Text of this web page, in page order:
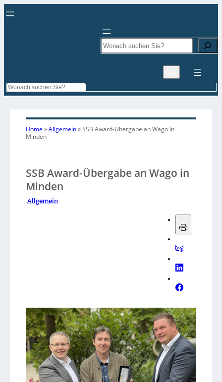
Search
Search
Home »Allgemein»SSB Award-Übergabe an Wago in
Minden
SSB Award-Übergabe an Wago in
Minden
Allgemein